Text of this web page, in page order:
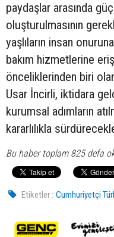
paydaşlar arasında
oluşturulmasının
yaşlıların insan
bakım hizmetlerine
önceliklerinden biri
Usar İncirli, iktidara
kurumsal adımların
kararlılıkla
Bu haber toplam 825 defa
Etiketler : Cumhuriyetçi